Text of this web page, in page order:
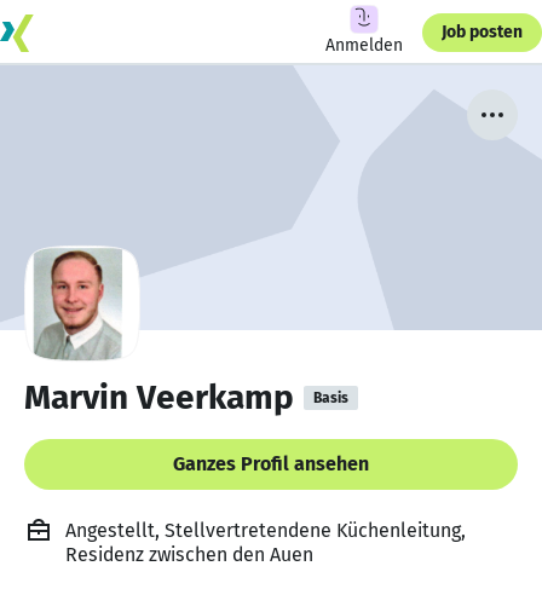
Anmelden
Job posten
Marvin Veerkamp Basis
Ganzes Profil ansehen
Angestellt, Stellvertretendene Küchenleitung,
Residenz zwischen den Auen